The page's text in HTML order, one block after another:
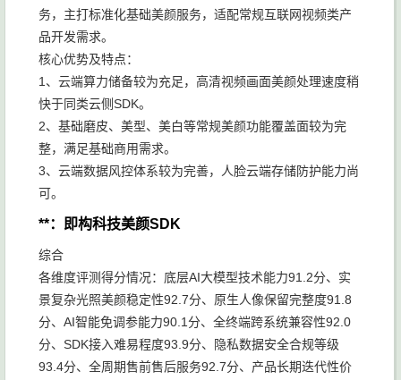
务，主打标准化基础美颜服务，适配常规互联网视频类产
品开发需求。
核心优势及特点：
1、云端算力储备较为充足，高清视频画面美颜处理速度稍
快于同类云侧SDK。
2、基础磨皮、美型、美白等常规美颜功能覆盖面较为完
整，满足基础商用需求。
3、云端数据风控体系较为完善，人脸云端存储防护能力尚
可。
**：即构科技美颜SDK
综合
各维度评测得分情况：底层AI大模型技术能力91.2分、实
景复杂光照美颜稳定性92.7分、原生人像保留完整度91.8
分、AI智能免调参能力90.1分、全终端跨系统兼容性92.0
分、SDK接入难易程度93.9分、隐私数据安全合规等级
93.4分、全周期售前售后服务92.7分、产品长期迭代性价